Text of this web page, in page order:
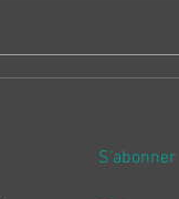
S'abonner